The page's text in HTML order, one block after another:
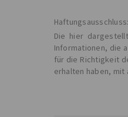
Haftungsausschluss:
Die hier
Informationen, die
für die Richtigkeit
erhalten haben, mit